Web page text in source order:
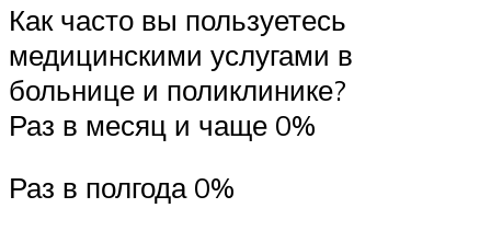
Как часто вы пользуетесь
медицинскими услугами в
больнице и поликлинике?
Раз в месяц и чаще 0%
Раз в полгода 0%